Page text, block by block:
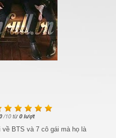
/10 từ0 lượt
về BTS và 7 cô gái mà họ là